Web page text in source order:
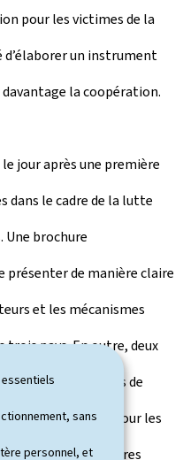
sans
personnel, et
pour les victimes de la
un instrument
la coopération.
jour après une première
dans le cadre de la lutte
brochure
de manière claire
et les mécanismes
pays. En outre, deux
pour les acteurs de
notamment pour les
les centres